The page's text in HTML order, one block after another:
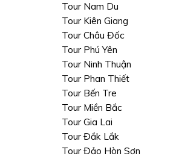
Tour Nam Du
Tour Kiên Giang
Tour Châu Đốc
Tour Phú Yên
Tour Ninh Thuận
Tour Phan Thiết
Tour Bến Tre
Tour Miền Bắc
Tour Gia Lai
Tour Đắk Lắk
Tour Đảo Hòn Sơn